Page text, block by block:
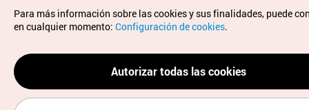
Copyrights © Organización de Turismo de Corea. Todos los
derechos reservados.
Para informes de errores y cuestiones relacionadas con el
sitio web, dirija sus consultas al correoelectrónico oficial:
spanish@knto.or.kr
Para más información sobre las cookies y sus finalidades, puede
en cualquier momento: Configuración de cookies.
Autorizar todas las cookies